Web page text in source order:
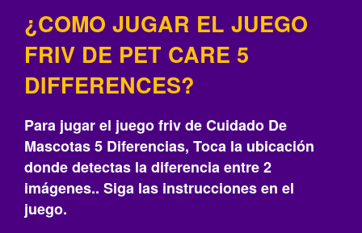
¿COMO JUGAR EL JUEGO
FRIV DE PET CARE 5
DIFFERENCES?
Para jugar el juego friv de Cuidado De
Mascotas 5 Diferencias, Toca la ubicación
donde detectas la diferencia entre 2
imágenes.. Siga las instrucciones en el
juego.